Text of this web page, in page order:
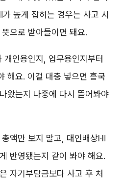
높게 잡히는 경우는 사고 시
으로 받아들이면 돼요.
인용인지, 업무용인지부터
해요. 이걸 대충 넣으면 흥국
왔는지 나중에 다시 뜯어봐야
액만 보지 말고, 대인배상Ⅰ·Ⅱ
반영됐는지 같이 봐야 해요.
자기부담금보다 사고 후 처